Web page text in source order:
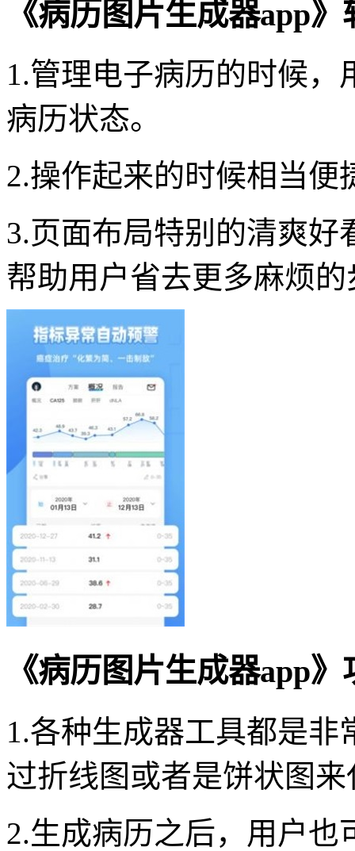
《病历图片生成器app
1.管理电子病历的时候
病历状态。
2.操作起来的时候相当便
3.页面布局特别的清爽
帮助用户省去更多麻烦的
《病历图片生成器app
1.各种生成器工具都是
过折线图或者是饼状图来
2.生成病历之后，用户